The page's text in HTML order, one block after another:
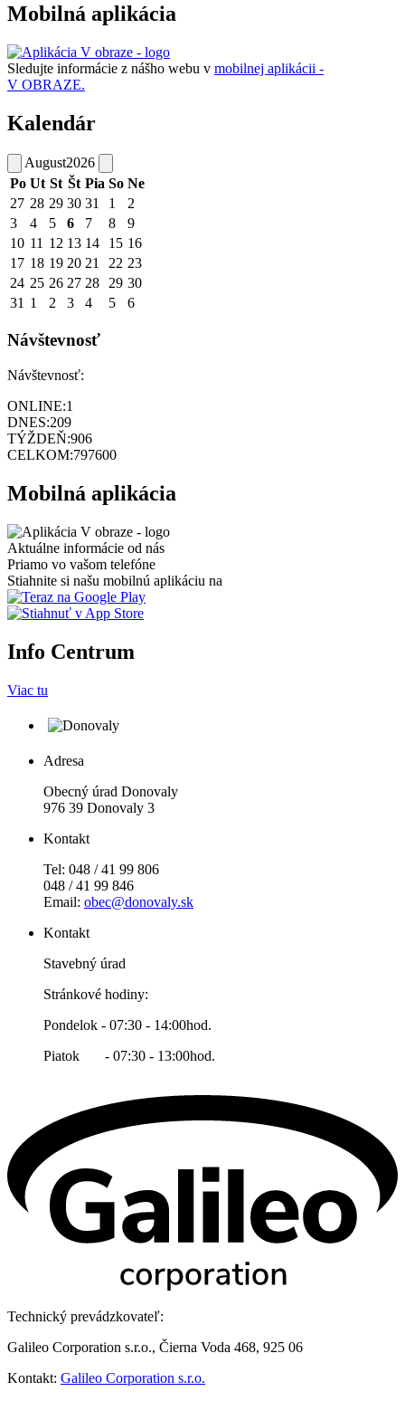
Mobilná aplikácia
Sledujte informácie z nášho webu v mobilnej aplikácii -
V OBRAZE.
Kalendár
August2026
Po Ut St Št Pia So Ne
27 28 29 30 31 1
2
3
4 5 6 7 8
9
10 11 12 13 14 15 16
17 18 19 20 21 22 23
24 25 26 27 28 29 30
31 1 2 3 4 5 6
Návštevnosť
Návštevnosť:
ONLINE:1
DNES:209
TÝŽDEŇ:906
CELKOM:797600
Mobilná aplikácia
Aktuálne informácie od nás
Priamo vo vašom telefóne
Stiahnite si našu mobilnú aplikáciu na
Info Centrum
Viac tu
Adresa
Obecný úrad Donovaly
976 39 Donovaly 3
Kontakt
Tel: 048 / 41 99 806
048 / 41 99 846
Email: obec@donovaly.sk
Kontakt
Stavebný úrad
Stránkové hodiny:
Pondelok - 07:30 - 14:00hod.
Piatok - 07:30 - 13:00hod.
Technický prevádzkovateľ:
Galileo Corporation s.r.o., Čierna Voda 468, 925 06
Kontakt: Galileo Corporation s.r.o.